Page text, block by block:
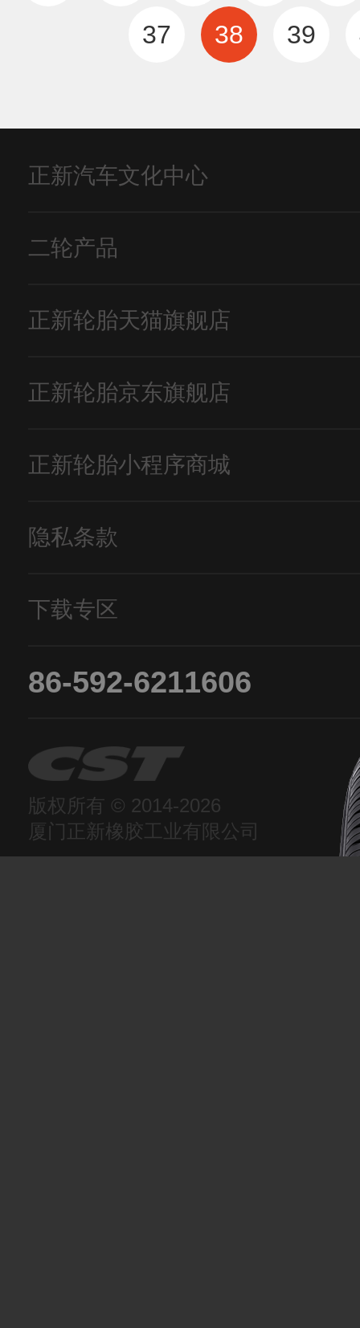
37 38 39
正新汽车文化中心
二轮产品
正新轮胎天猫旗舰店
正新轮胎京东旗舰店
正新轮胎小程序商城
隐私条款
下载专区
86-592-6211606
版权所有 © 2014-2026
厦门正新橡胶工业有限公司